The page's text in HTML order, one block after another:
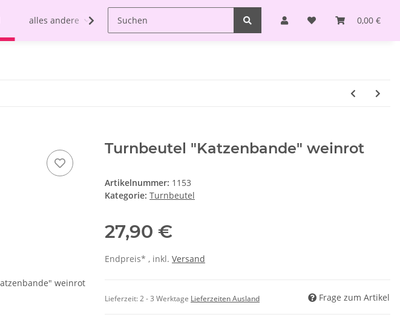
0,00 €
alles andere
Turnbeutel "Katzenbande" weinrot
Artikelnummer: 1153
Kategorie: Turnbeutel
27,90 €
Endpreis* , inkl. Versand
Lieferzeit:2 - 3 Werktage Lieferzeiten Ausland Frage zum Artikel